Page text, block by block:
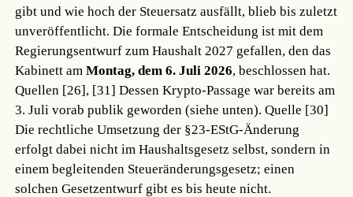
gibt und wie hoch der Steuersatz ausfällt, blieb bis zuletzt
unveröffentlicht. Die formale Entscheidung ist mit dem
Regierungsentwurf zum Haushalt 2027 gefallen, den das
Kabinett amMontag, dem 6. Juli 2026, beschlossen hat.
Quellen [26], [31] Dessen Krypto-Passage war bereits am
3. Juli vorab publik geworden (siehe unten).Quelle [30]
Die rechtliche Umsetzung der §23-EStG-Änderung
erfolgt dabei nicht im Haushaltsgesetz selbst, sondern in
einem begleitenden Steueränderungsgesetz; einen
solchen Gesetzentwurf gibt es bis heute nicht.